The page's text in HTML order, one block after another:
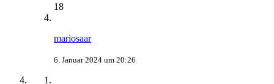
18
mariosaar
6. Januar 2024 um 20:26